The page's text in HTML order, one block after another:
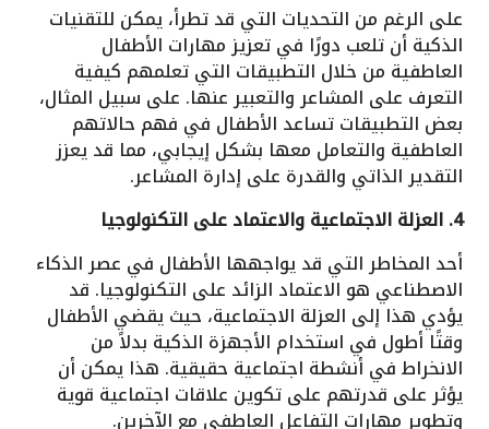
على الرغم من التحديات التي قد تطرأ، يمكن للتقنيات
الذكية أن تلعب دورًا في تعزيز مهارات الأطفال
العاطفية من خلال التطبيقات التي تعلمهم كيفية
التعرف على المشاعر والتعبير عنها. على سبيل المثال،
بعض التطبيقات تساعد الأطفال في فهم حالاتهم
العاطفية والتعامل معها بشكل إيجابي، مما قد يعزز
التقدير الذاتي والقدرة على إدارة المشاعر.
4. العزلة الاجتماعية والاعتماد على التكنولوجيا
أحد المخاطر التي قد يواجهها الأطفال في عصر الذكاء
الاصطناعي هو الاعتماد الزائد على التكنولوجيا. قد
يؤدي هذا إلى العزلة الاجتماعية، حيث يقضي الأطفال
وقتًا أطول في استخدام الأجهزة الذكية بدلاً من
الانخراط في أنشطة اجتماعية حقيقية. هذا يمكن أن
يؤثر على قدرتهم على تكوين علاقات اجتماعية قوية
وتطوير مهارات التفاعل العاطفي مع الآخرين.